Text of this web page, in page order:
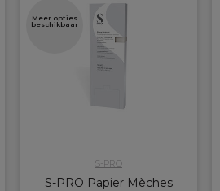
Meer opties
beschikbaar
S-PRO
S-PRO Papier Mèches